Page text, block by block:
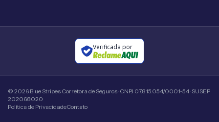
Verificada por
© 2026 Blue Stripes Corretora de Seguros · CNPJ 07.815.054/0001-54 · SUSEP
202068020
Política de PrivacidadeContato